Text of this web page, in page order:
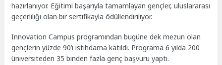
hazırlanıyor. Eğitimi başarıyla tamamlayan gençler, uluslararası
geçerliliği olan bir sertifikayla ödüllendiriliyor.
Innovation Campus programından bugüne dek mezun olan
gençlerin yüzde 90’ı istihdama katıldı. Programa 6 yılda 200
üniversiteden 35 binden fazla genç başvuru yaptı.